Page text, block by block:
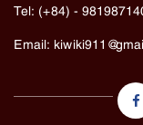
Tel: (+84) -
Email: